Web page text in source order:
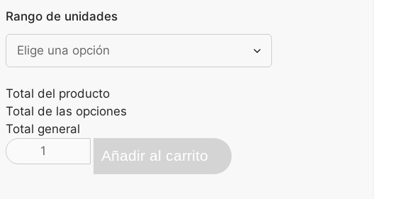
Rango de unidades
Total del producto
Total de las opciones
Total general
Carnet
Estudiantil
Añadir al carrito